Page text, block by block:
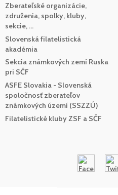
Zberateľské organizácie,
združenia, spolky, kluby,
sekcie, ...
Slovenská filatelistická
akadémia
Sekcia známkových zemí Ruska
pri SČF
ASFE Slovakia - Slovenská
spoločnosť zberateľov
známkových území (SSZZÚ)
Filatelistické kluby ZSF a SČF